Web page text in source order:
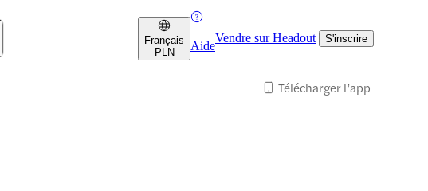
Français
PLN
Aide
Vendre sur Headout S'inscrire
Télécharger l’app